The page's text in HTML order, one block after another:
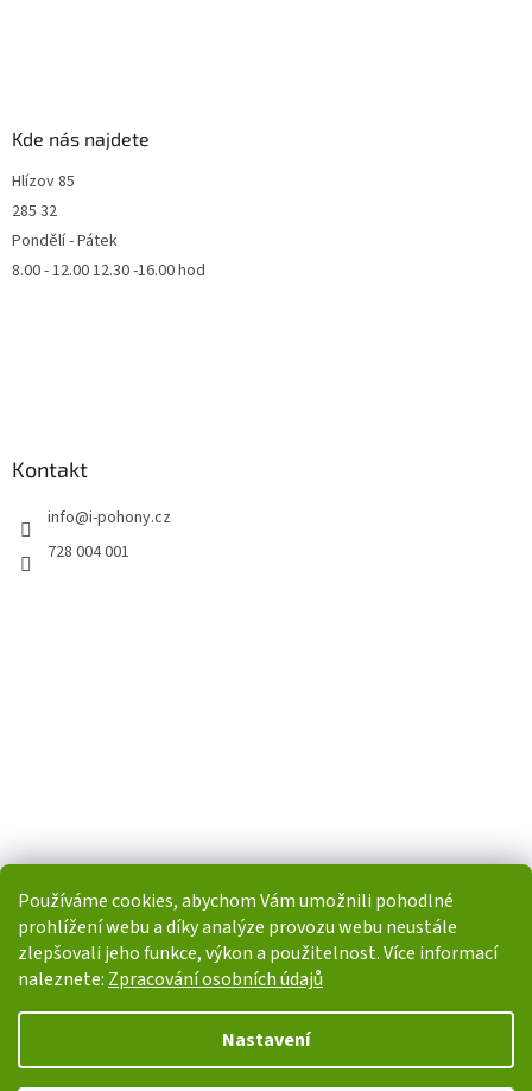
Používáme cookies, abychom Vám umožnili pohodlné
prohlížení webu a díky analýze provozu webu neustále
zlepšovali jeho funkce, výkon a použitelnost. Více informací
naleznete: Zpracování osobních údajů
Nastavení
Kde nás najdete
Hlízov 85
285 32
Pondělí - Pátek
8.00 - 12.00 12.30 -16.00 hod
Kontakt
info@i-pohony.cz
728 004 001